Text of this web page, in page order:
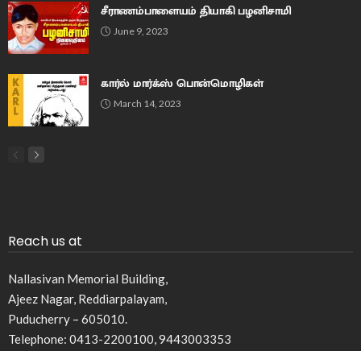
சீராணம்பாளையம் தியாகி பழனிசாமி
June 9, 2023
கார்ல் மார்க்ஸ் பொன்மொழிகள்
March 14, 2023
Reach us at
Nallasivan Memorial Building,
Ajeez Nagar, Reddiarpalayam,
Puducherry – 605010.
Telephone: 0413-2200100, 9443003353